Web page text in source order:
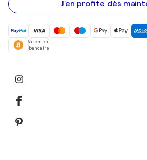
mail
J'en profite dès
Virement
bancaire